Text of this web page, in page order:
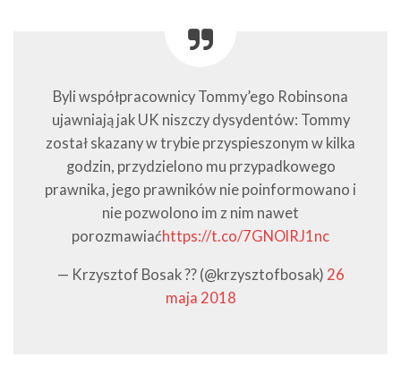
Byli współpracownicy Tommy’ego Robinsona
ujawniają jak UK niszczy dysydentów: Tommy
został skazany w trybie przyspieszonym w kilka
godzin, przydzielono mu przypadkowego
prawnika, jego prawników nie poinformowano i
nie pozwolono im z nim nawet
porozmawiaćhttps://t.co/7GNOlRJ1nc
— Krzysztof Bosak ?? (@krzysztofbosak) 26
maja 2018